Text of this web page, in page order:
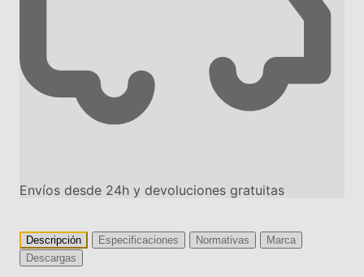
Envíos desde 24h y devoluciones gratuitas
Descripción Especificaciones Normativas
Marca
Descargas